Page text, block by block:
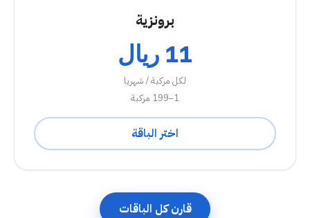
برونزية
11 ريال
لكل مركبة / شهريا
1–199 مركبة
اختر الباقة
قارن كل الباقات